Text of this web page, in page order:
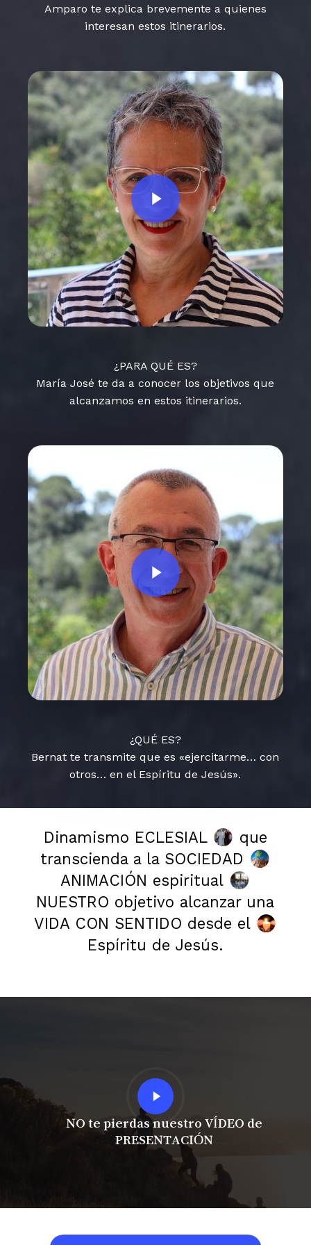
Amparo te explica brevemente a quienes
interesan estos itinerarios.
Play Video
¿PARA QUÉ ES?
María José te da a conocer los objetivos que
alcanzamos en estos itinerarios.
Play Video
¿QUÉ ES?
Bernat te transmite que es «ejercitarme… con
otros… en el Espíritu de Jesús».
Dinamismo ECLESIAL
que
transcienda a la SOCIEDAD
ANIMACIÓN espiritual
NUESTRO objetivo alcanzar una
VIDA CON SENTIDO desde el
Espíritu de Jesús.
Play
Video
NO te pierdas nuestro VÍDEO de
PRESENTACIÓN